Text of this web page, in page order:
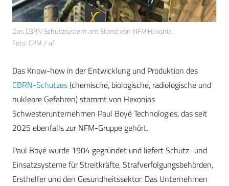
Das CBRN-Schutzsystem am Stand von NFM:Hexonia.
Foto: CPM / af
Das Know-how in der Entwicklung und Produktion des
CBRN-Schutzes(chemische, biologische, radiologische und
nukleare Gefahren) stammt von Hexonias
Schwesterunternehmen Paul Boyé Technologies, das seit
2025 ebenfalls zur NFM-Gruppe gehört.
Paul Boyé wurde 1904 gegründet und liefert Schutz- und
Einsatzsysteme für Streitkräfte, Strafverfolgungsbehörden,
Ersthelfer und den Gesundheitssektor. Das Unternehmen